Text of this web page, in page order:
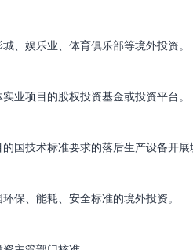
、娱乐业、体育俱乐部等境外投资。
业项目的股权投资基金或投资平台。
的国技术标准要求的落后生产设备开
保、能耗、安全标准的境外投资。